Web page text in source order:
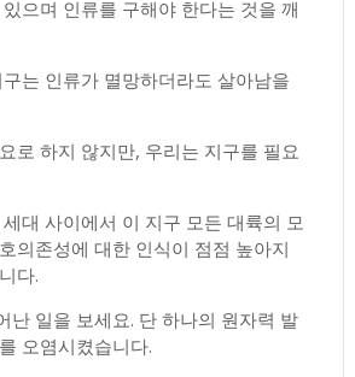
으며 인류를 구해야 한다는 것을 깨
는 인류가 멸망하더라도 살아남을
로 하지 않지만, 우리는 지구를 필요
대 사이에서 이 지구 모든 대륙의 모
의존성에 대한 인식이 점점 높아지
다.
난 일을 보세요. 단 하나의 원자력 발
오염시켰습니다.